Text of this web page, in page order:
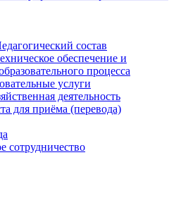
состав
обеспечение и
процесса
услуги
деятельность
для приёма (перевода)
сотрудничество